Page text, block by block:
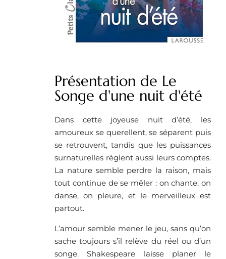
Présentation de Le
Songe d'une nuit d'été
Dans cette joyeuse nuit d’été, les
amoureux se querellent, se séparent puis
se retrouvent, tandis que les puissances
surnaturelles règlent aussi leurs comptes.
La nature semble perdre la raison, mais
tout continue de se mêler : on chante, on
danse, on pleure, et le merveilleux est
partout.
L’amour semble mener le jeu, sans qu’on
sache toujours s’il relève du réel ou d’un
songe. Shakespeare laisse planer le